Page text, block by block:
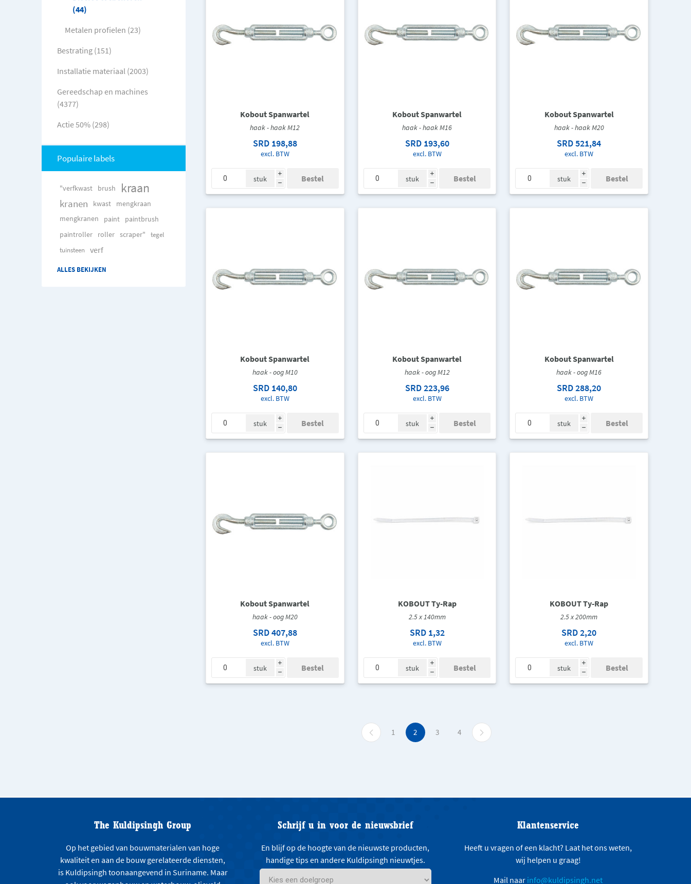
Kobout Spanwartel
haak - haak M12
SRD 198,88
excl. BTW
i
h
stuk
Kobout Spanwartel
haak - haak M16
SRD 193,60
excl. BTW
i
h
stuk
Kobout Spanwartel
haak - haak M20
SRD 521,84
excl. BTW
i
h
stuk
Kobout Spanwartel
haak - oog M10
SRD 140,80
excl. BTW
i
h
stuk
Kobout Spanwartel
haak - oog M12
SRD 223,96
excl. BTW
i
h
stuk
Kobout Spanwartel
haak - oog M16
SRD 288,20
excl. BTW
i
h
stuk
Kobout Spanwartel
haak - oog M20
SRD 407,88
excl. BTW
i
h
stuk
KOBOUT Ty-Rap
2.5 x 140mm
SRD 1,32
excl. BTW
i
h
stuk
KOBOUT Ty-Rap
2.5 x 200mm
SRD 2,20
excl. BTW
i
h
stuk
1 2 3 4
(44)
Metalen profielen (23)
Bestrating (151)
Installatie materiaal (2003)
Gereedschap en machines
(4377)
Actie 50% (298)
Populaire labels
"verfkwast brush kraan
kranen kwast mengkraan
mengkranen paint
paintbrush
paintroller
roller scraper"
tegel
tuinsteen
verf
ALLES BEKIJKEN
The Kuldipsingh Group
Op het gebied van bouwmaterialen van hoge
kwaliteit en aan de bouw gerelateerde diensten,
is Kuldipsingh toonaangevend in Suriname. Maar
Schrijf u in voor de nieuwsbrief
En blijf op de hoogte van de nieuwste producten,
handige tips en andere Kuldipsingh nieuwtjes.
Klantenservice
Heeft u vragen of een klacht? Laat het ons weten,
wij helpen u graag!
Mail naar info@kuldipsingh.net